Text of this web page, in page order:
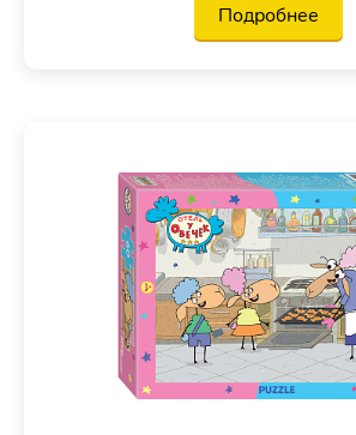
Подробнее